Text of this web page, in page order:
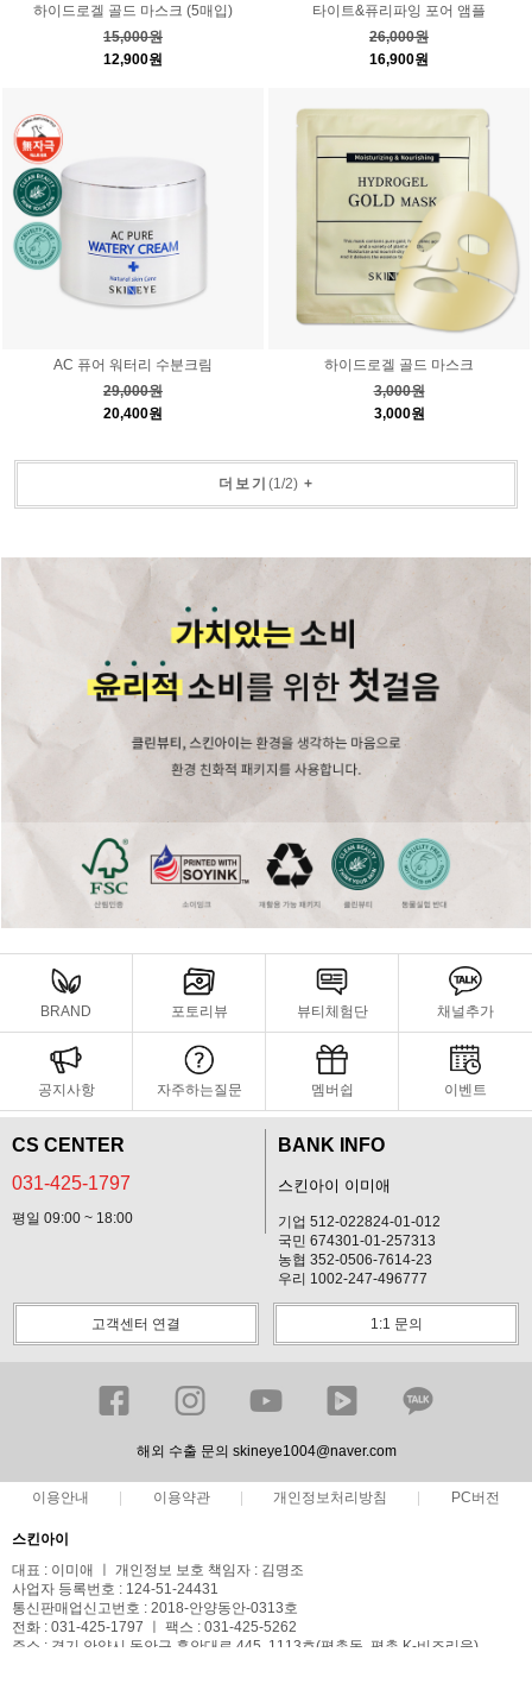
하이드로겔 골드 마스크 (5매입)
15,000원
12,900원
타이트&퓨리파잉 포어 앰플
26,000원
16,900원
AC 퓨어 워터리 수분크림
29,000원
20,400원
하이드로겔 골드 마스크
3,000원
3,000원
더보기 (1 /2)+
BRAND 포토리뷰 뷰티체험단 채널추가
공지사항 자주하는질문 멤버쉽 이벤트
CS CENTER
031-425-1797
평일 09:00 ~ 18:00
BANK INFO
스킨아이 이미애
기업 512-022824-01-012
국민 674301-01-257313
농협 352-0506-7614-23
우리 1002-247-496777
고객센터 연결 1:1 문의
해외 수출 문의 skineye1004@naver.com
이용안내 이용약관 개인정보처리방침 PC버전
스킨아이
대표 : 이미애 ㅣ 개인정보 보호 책임자 : 김명조
사업자 등록번호 : 124-51-24431
통신판매업신고번호 : 2018-안양동안-0313호
전화 : 031-425-1797 ㅣ 팩스 : 031-425-5262
주소 : 경기 안양시 동안구 흥안대로 445, 1113호(평촌동, 평촌 K-비즈리움)